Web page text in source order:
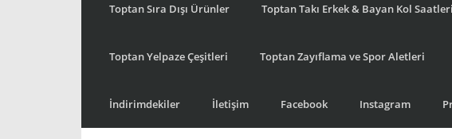
Toptan Sıra Dışı Ürünler Toptan Takı Erkek & Bayan Kol Saatleri
Toptan Yelpaze Çeşitleri Toptan Zayıflama ve Spor Aletleri
İndirimdekiler İletişim Facebook Instagram